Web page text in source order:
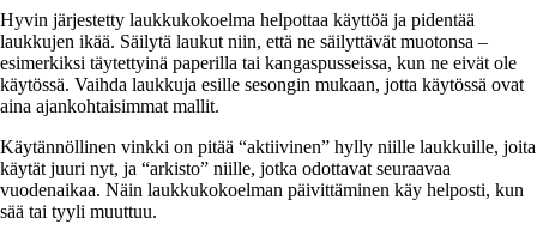
Hyvin järjestetty laukkukokoelma helpottaa käyttöä ja pidentää
laukkujen ikää. Säilytä laukut niin, että ne säilyttävät muotonsa –
esimerkiksi täytettyinä paperilla tai kangaspusseissa, kun ne eivät ole
käytössä. Vaihda laukkuja esille sesongin mukaan, jotta käytössä ovat
aina ajankohtaisimmat mallit.
Käytännöllinen vinkki on pitää “aktiivinen” hylly niille laukkuille, joita
käytät juuri nyt, ja “arkisto” niille, jotka odottavat seuraavaa
vuodenaikaa. Näin laukkukokoelman päivittäminen käy helposti, kun
sää tai tyyli muuttuu.